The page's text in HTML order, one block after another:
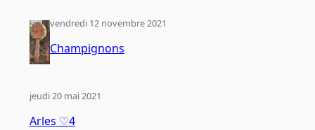
Champignons
vendredi 12 novembre 2021
Arles ♡4
jeudi 20 mai 2021